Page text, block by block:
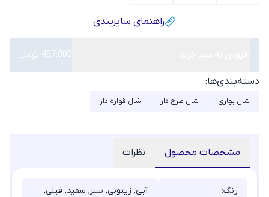
راهنمای سایز‌بندی
457,000 تومانء
دسته‌بندی‌ها:
شال بهاری شال طرح دار شال قواره دار
مشخصات محصول نظرات
رنگ:
آبی, زیتونی, سبز, سفید, فیلی,